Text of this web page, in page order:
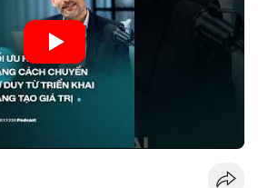
của ngành crypto, nơi tính chính xác
định.
tại: